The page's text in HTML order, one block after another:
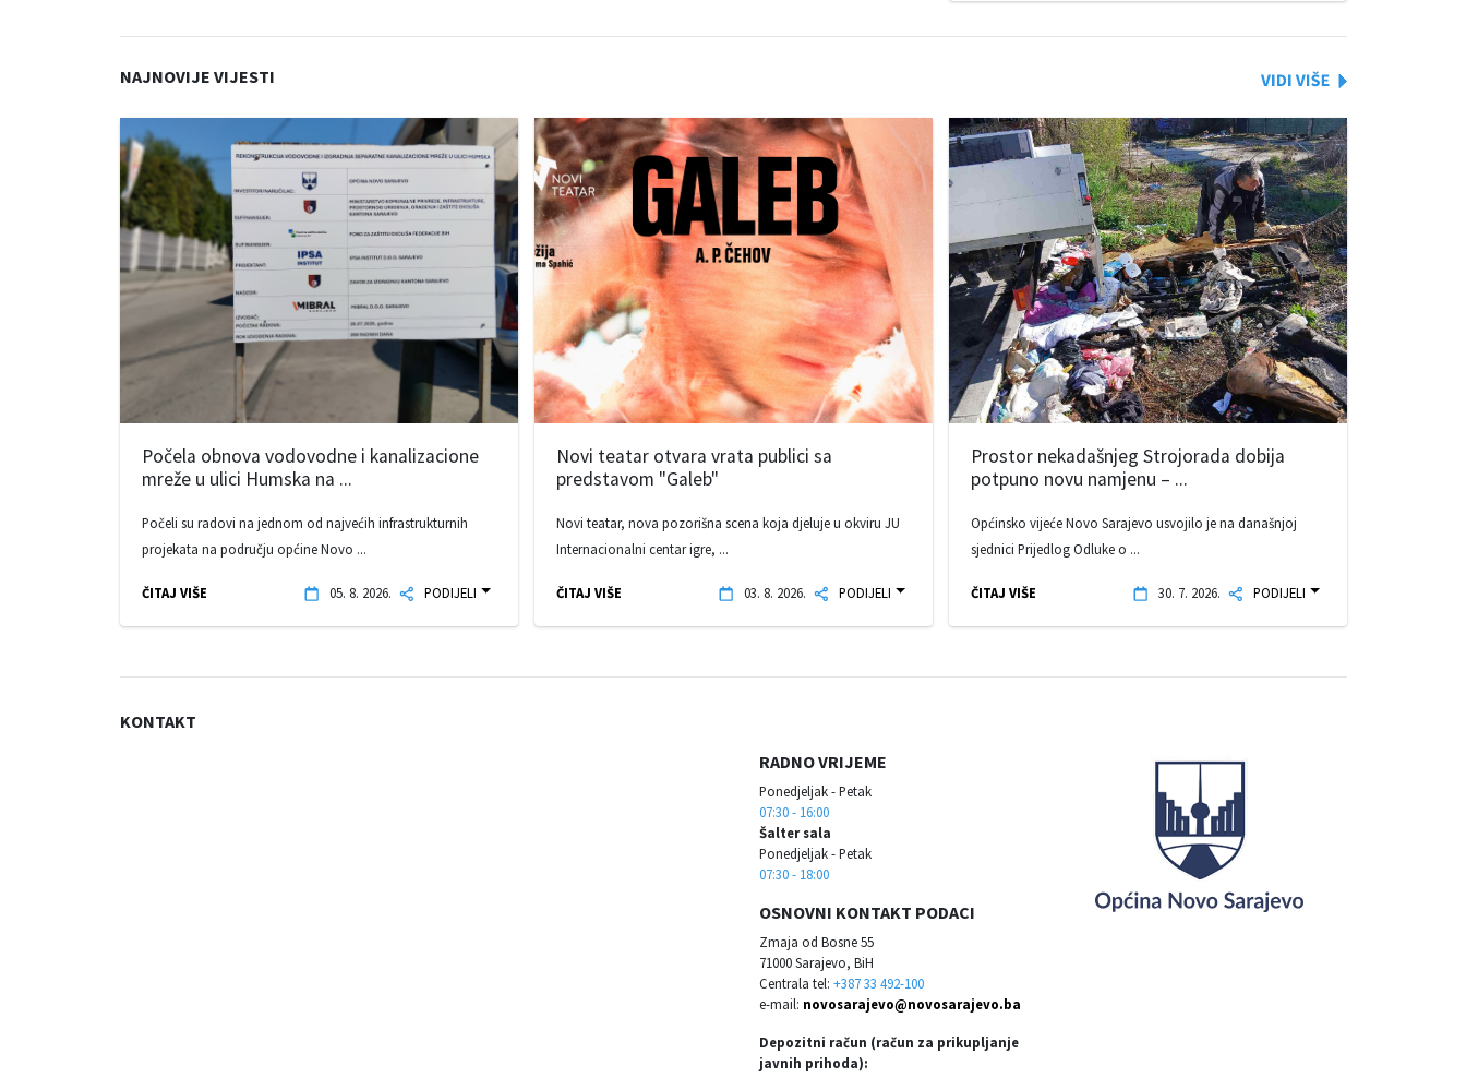
NAJNOVIJE VIJESTI
Počela obnova vodovodne i kanalizacione
mreže u ulici Humska na ...
Počeli su radovi na jednom od najvećih infrastrukturnih
projekata na području općine Novo ...
ČITAJ VIŠE 05. 8. 2026. PODIJELI
Novi teatar otvara vrata publici sa
predstavom "Galeb"
Novi teatar, nova pozorišna scena koja djeluje u okviru JU
Internacionalni centar igre, ...
ČITAJ VIŠE 03. 8. 2026. PODIJELI
Prostor nekadašnjeg Strojorada dobija
potpuno novu namjenu – ...
Općinsko vijeće Novo Sarajevo usvojilo je na današnjoj
sjednici Prijedlog Odluke o ...
ČITAJ VIŠE 30. 7. 2026. PODIJELI
KONTAKT
RADNO VRIJEME
Ponedjeljak - Petak
07:30 - 16:00
Šalter sala
Ponedjeljak - Petak
07:30 - 18:00
OSNOVNI KONTAKT PODACI
Zmaja od Bosne 55
71000 Sarajevo, BiH
Centrala tel: +387 33 492-100
e-mail: novosarajevo@novosarajevo.ba
Depozitni račun (račun za prikupljanje
javnih prihoda):